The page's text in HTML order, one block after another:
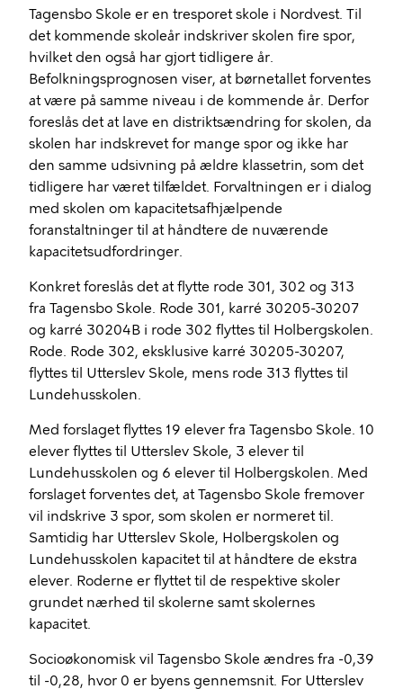
Tagensbo Skole er en tresporet skole i Nordvest. Til
det kommende skoleår indskriver skolen fire spor,
hvilket den også har gjort tidligere år.
Befolkningsprognosen viser, at børnetallet forventes
at være på samme niveau i de kommende år. Derfor
foreslås det at lave en distriktsændring for skolen, da
skolen har indskrevet for mange spor og ikke har
den samme udsivning på ældre klassetrin, som det
tidligere har været tilfældet. Forvaltningen er i dialog
med skolen om kapacitetsafhjælpende
foranstaltninger til at håndtere de nuværende
kapacitetsudfordringer.
Konkret foreslås det at flytte rode 301, 302 og 313
fra Tagensbo Skole. Rode 301, karré 30205-30207
og karré 30204B i rode 302 flyttes til Holbergskolen.
Rode. Rode 302, eksklusive karré 30205-30207,
flyttes til Utterslev Skole, mens rode 313 flyttes til
Lundehusskolen.
Med forslaget flyttes 19 elever fra Tagensbo Skole. 10
elever flyttes til Utterslev Skole, 3 elever til
Lundehusskolen og 6 elever til Holbergskolen. Med
forslaget forventes det, at Tagensbo Skole fremover
vil indskrive 3 spor, som skolen er normeret til.
Samtidig har Utterslev Skole, Holbergskolen og
Lundehusskolen kapacitet til at håndtere de ekstra
elever. Roderne er flyttet til de respektive skoler
grundet nærhed til skolerne samt skolernes
kapacitet.
Socioøkonomisk vil Tagensbo Skole ændres fra -0,39
til -0,28, hvor 0 er byens gennemsnit. For Utterslev